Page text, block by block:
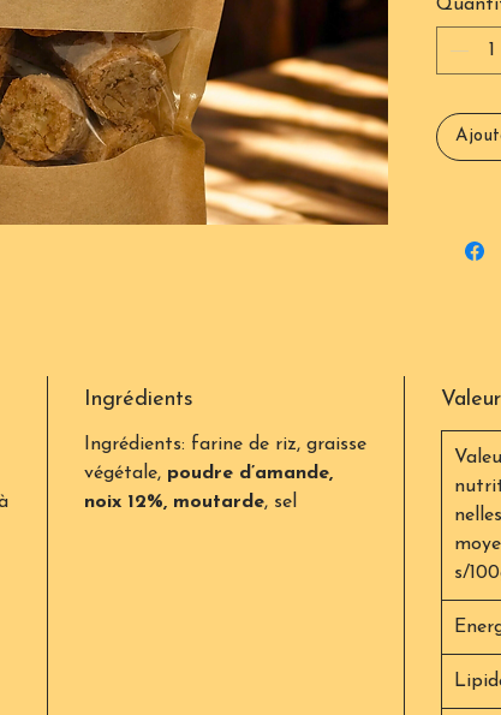
à
pour
Ingrédients
Ingrédients: farine de riz, graisse
végétale, poudre d’amande,
noix 12%, moutarde, sel
nelles
s/